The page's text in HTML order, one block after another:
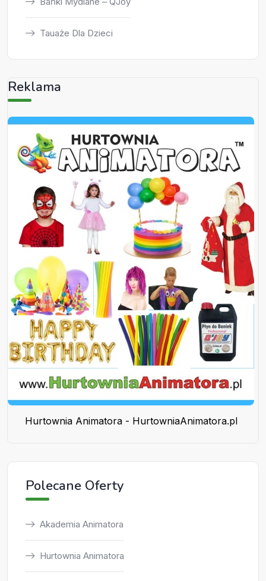
Tauaże Dla Dzieci
Reklama
Hurtownia Animatora - HurtowniaAnimatora.pl
Polecane Oferty
Akademia Animatora
Hurtownia Animatora